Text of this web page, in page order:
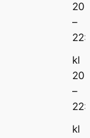
–
kl
–
kl